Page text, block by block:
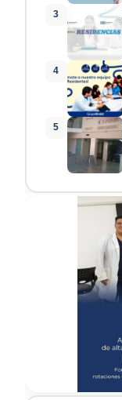
3
4
5